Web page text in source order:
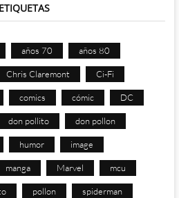
ETIQUETAS
años 70 años 80
Chris Claremont Ci-Fi
comics cómic DC
don pollito don pollon
humor image
manga Marvel mcu
pollon spiderman